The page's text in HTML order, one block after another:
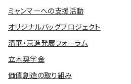
ミャンマーへの支援活動
オリジナルバッグプロジェクト
清華・京進発展フォーラム
立木奨学金
価値創造の取り組み